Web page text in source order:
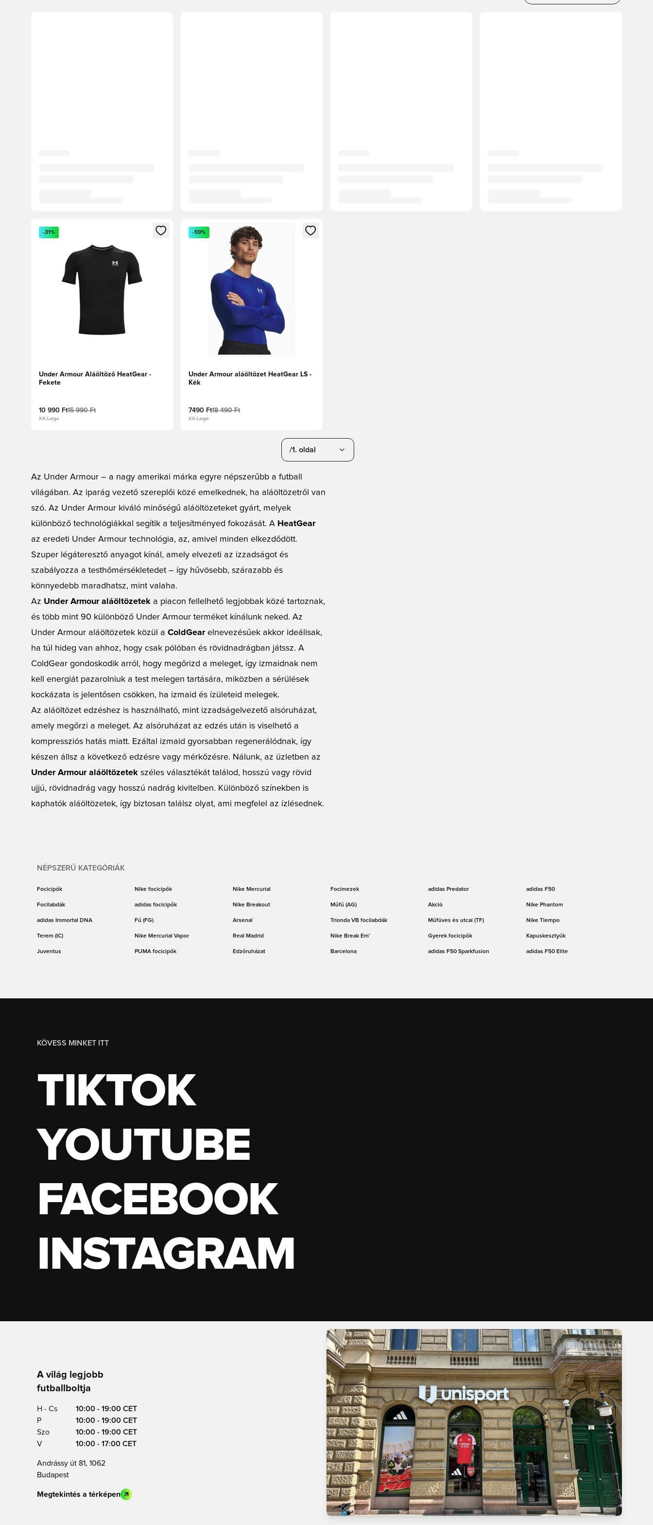
Megnyit egy modált a bejelentkezéshez vagy a tagként való regisztrációhoz
-31%
Under Armour Aláöltöző HeatGear -
Fekete
10 990 Ft15 990 Ft
XX-Large
Megnyit egy modált a bejelentkezéshez vagy a tagként való regisztrációhoz
-59%
Under Armour aláöltözet HeatGear LS -
Kék
7490 Ft18 490 Ft
XX-Large
/1. oldal
Az Under Armour – a nagy amerikai márka egyre népszerűbb a futball
világában. Az iparág vezető szereplői közé emelkednek, ha aláöltözetről van
szó. Az Under Armour kiváló minőségű aláöltözeteket gyárt, melyek
különböző technológiákkal segítik a teljesítményed fokozását. A HeatGear
az eredeti Under Armour technológia, az, amivel minden elkezdődött.
Szuper légáteresztő anyagot kínál, amely elvezeti az izzadságot és
szabályozza a testhőmérsékletedet – így hűvösebb, szárazabb és
könnyedebb maradhatsz, mint valaha.
Az Under Armour aláöltözetek a piacon fellelhető legjobbak közé tartoznak,
és több mint 90 különböző Under Armour terméket kínálunk neked. Az
Under Armour aláöltözetek közül a ColdGearelnevezésűek akkor ideálisak,
ha túl hideg van ahhoz, hogy csak pólóban és rövidnadrágban játssz. A
ColdGear gondoskodik arról, hogy megőrizd a meleget, így izmaidnak nem
kell energiát pazarolniuk a test melegen tartására, miközben a sérülések
kockázata is jelentősen csökken, ha izmaid és ízületeid melegek.
Az aláöltözet edzéshez is használható, mint izzadságelvezető alsóruházat,
amely megőrzi a meleget. Az alsóruházat az edzés után is viselhető a
kompressziós hatás miatt. Ezáltal izmaid gyorsabban regenerálódnak, így
készen állsz a következő edzésre vagy mérkőzésre. Nálunk, az üzletben az
Under Armour aláöltözetek széles választékát találod, hosszú vagy rövid
ujjú, rövidnadrág vagy hosszú nadrág kivitelben. Különböző színekben is
kaphatók aláöltözetek, így biztosan találsz olyat, ami megfelel az ízlésednek.
NÉPSZERŰ KATEGÓRIÁK
Focicipők Nike focicipők Nike Mercurial Focimezek adidas Predator adidas F50
Focilabdák adidas focicipők Nike Breakout Műfű (AG) Akció Nike Phantom
adidas Immortal DNA Fű (FG) Arsenal Trionda VB focilabdák Műfüves és utcai (TF) Nike Tiempo
Terem (IC) Nike Mercurial Vapor Real Madrid Nike Break Em’ Gyerek focicipők Kapuskesztyűk
Juventus PUMA focicipők Edzőruházat Barcelona adidas F50 Sparkfusion adidas F50 Elite
KÖVESS MINKET ITT
TIKTOK
YOUTUBE
FACEBOOK
INSTAGRAM
A világ legjobb
futballboltja
H - Cs
10:00 - 19:00 CET
P
10:00 - 19:00 CET
Szo
10:00 - 19:00 CET
V
10:00 - 17:00 CET
Andrássy út 81, 1062
Budapest
Megtekintés a térképen